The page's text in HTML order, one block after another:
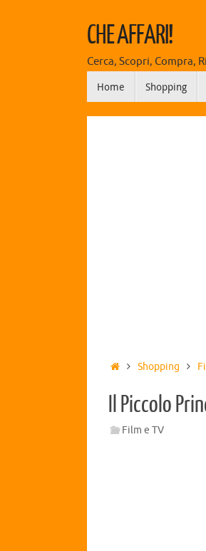
CHE AFFARI!
Cerca, Scopri, Compra,
Home
Shopping
Shopping
Il Piccolo
Film e TV